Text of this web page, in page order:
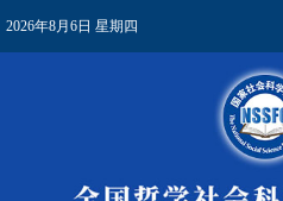
2026年8月6日 星期四